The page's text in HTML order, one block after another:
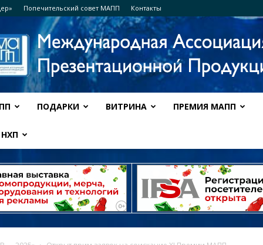
Попечительский совет МАПП Контакты
ПОДАРКИ ВИТРИНА ПРЕМИЯ МАПП
НХП